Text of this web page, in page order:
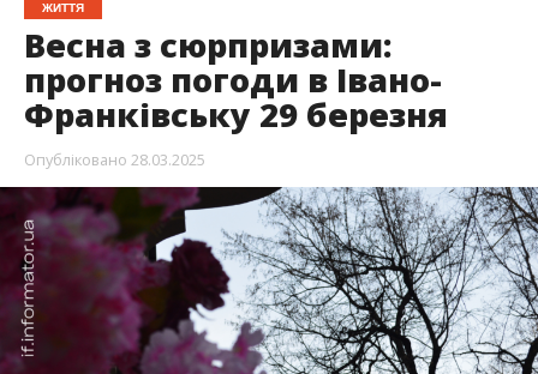
ЖИТТЯ
Весна з сюрпризами:
прогноз погоди в Івано-
Франківську 29 березня
Опубліковано 28.03.2025